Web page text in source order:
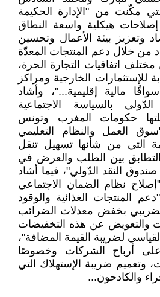
مكّنت من "الإدارة الحكيمة
إصلاحات هيكلية واسعة النطاق
وتعزيز بيئة الأعمال وتحسين
من خلال دعم المنتجات المعدّة
اتفاقيات التجارة الحرة،
للإستثمارات الخارجية ومراكز
مالية إقليمية..."، وأشاد
بالسياسة الاجتماعية
حكومات المغرب وتونس
العمل والنظام التعليمي
التي من شأنها تسهيل تنقل
بين الطلب والعرض في
النقد الدّولي"، فيما أشاد
نظام الضمان الاجتماعي
المنتجات الغذائية والوقود
بخفض معدلات الضرائب
والتعويض عن هذه التخفيضات
لضريبة القيمة المضافة"،
أرباح الشركات وخصوصًا
وتعميم ضريبة الإستهلاك التي
والكادحون...